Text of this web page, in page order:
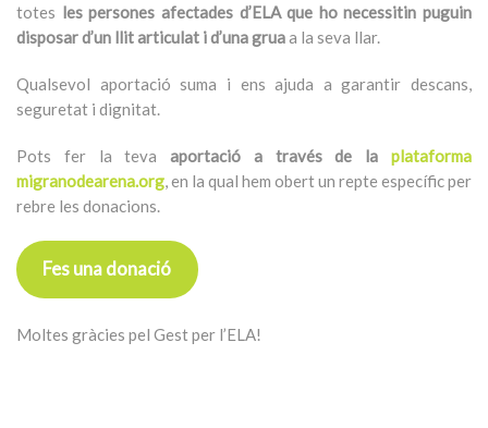
totes les persones afectades d’ELA que ho necessitin puguin
disposar d’un llit articulat i d’una gruaa la seva llar.
Qualsevol aportació suma i ens ajuda a garantir descans,
seguretat i dignitat.
Pots fer la tevaaportació a través de laplataforma
migranodearena.org, en la qual hem obert un repte específic per
rebre les donacions.
Fes una donació
Moltes gràcies pel Gest per l’ELA!